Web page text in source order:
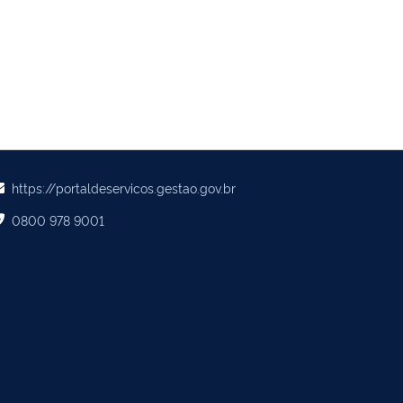
https://portaldeservicos.gestao.gov.br
0800 978 9001